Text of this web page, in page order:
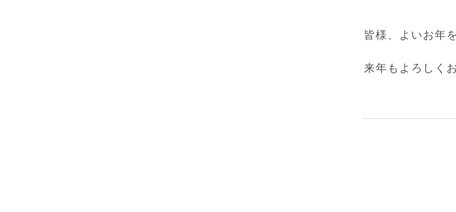
皆様、よいお年
来年もよろしく